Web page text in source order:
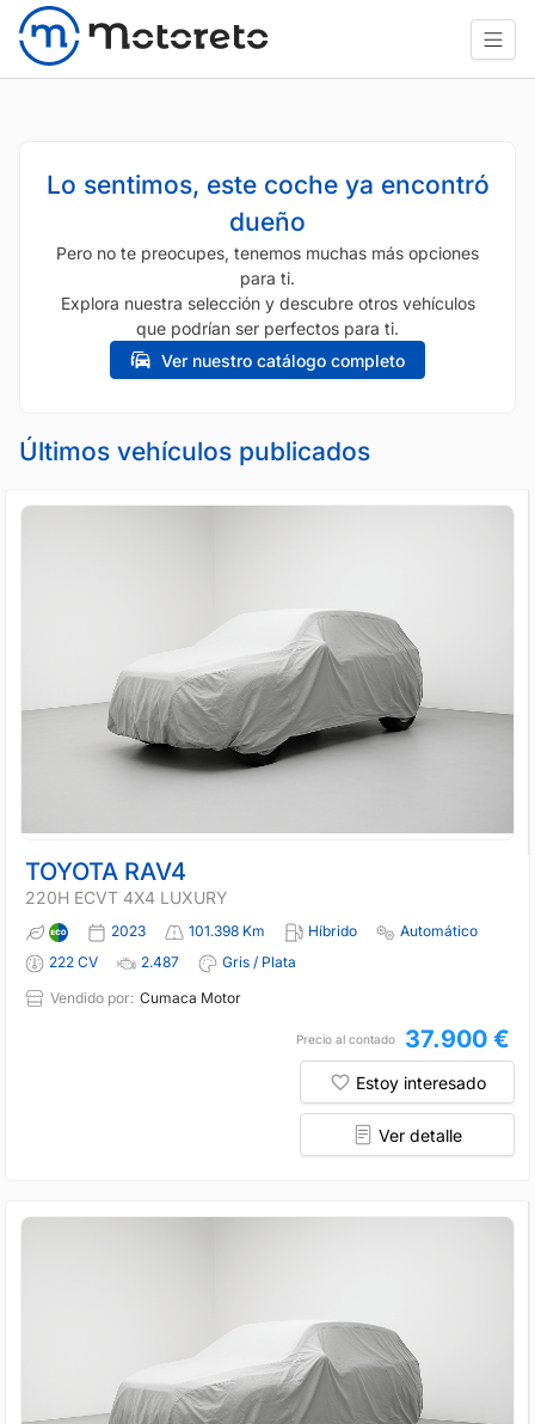
Lo sentimos, este coche ya encontró
dueño
Pero no te preocupes, tenemos muchas más opciones
para ti.
Explora nuestra selección y descubre otros vehículos
que podrían ser perfectos para ti.
Ver nuestro catálogo completo
Últimos vehículos publicados
TOYOTA RAV4
220H ECVT 4X4 LUXURY
2023 101.398 Km Híbrido
Automático
222 CV
2.487
Gris / Plata
Vendido por: Cumaca Motor
Precio al contado 37.900 €
Estoy interesado
Ver detalle